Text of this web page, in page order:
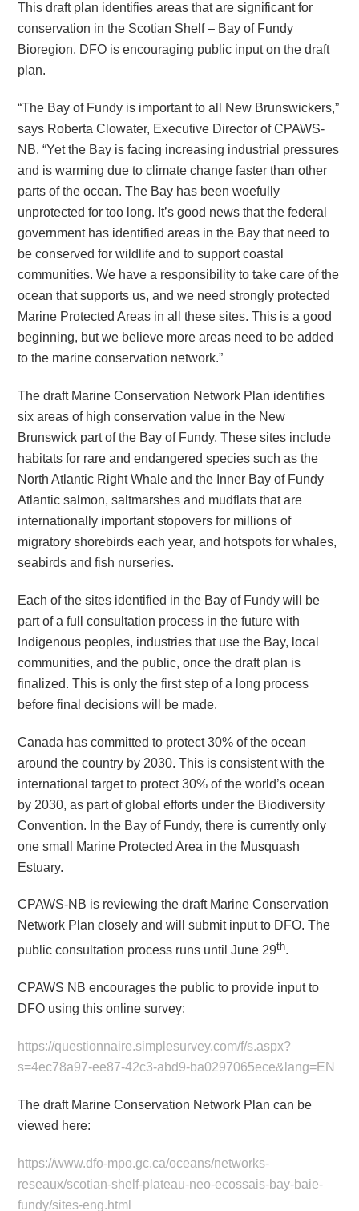
This draft plan identifies areas that are significant for
conservation in the Scotian Shelf – Bay of Fundy
Bioregion. DFO is encouraging public input on the draft
plan.
“The Bay of Fundy is important to all New Brunswickers,”
says Roberta Clowater, Executive Director of CPAWS-
NB. “Yet the Bay is facing increasing industrial pressures
and is warming due to climate change faster than other
parts of the ocean. The Bay has been woefully
unprotected for too long. It’s good news that the federal
government has identified areas in the Bay that need to
be conserved for wildlife and to support coastal
communities. We have a responsibility to take care of the
ocean that supports us, and we need strongly protected
Marine Protected Areas in all these sites. This is a good
beginning, but we believe more areas need to be added
to the marine conservation network.”
The draft Marine Conservation Network Plan identifies
six areas of high conservation value in the New
Brunswick part of the Bay of Fundy. These sites include
habitats for rare and endangered species such as the
North Atlantic Right Whale and the Inner Bay of Fundy
Atlantic salmon, saltmarshes and mudflats that are
internationally important stopovers for millions of
migratory shorebirds each year, and hotspots for whales,
seabirds and fish nurseries.
Each of the sites identified in the Bay of Fundy will be
part of a full consultation process in the future with
Indigenous peoples, industries that use the Bay, local
communities, and the public, once the draft plan is
finalized. This is only the first step of a long process
before final decisions will be made.
Canada has committed to protect 30% of the ocean
around the country by 2030. This is consistent with the
international target to protect 30% of the world’s ocean
by 2030, as part of global efforts under the Biodiversity
Convention. In the Bay of Fundy, there is currently only
one small Marine Protected Area in the Musquash
Estuary.
CPAWS-NB is reviewing the draft Marine Conservation
Network Plan closely and will submit input to DFO. The
public consultation process runs until June 29th.
CPAWS NB encourages the public to provide input to
DFO using this online survey:
https://questionnaire.simplesurvey.com/f/s.aspx?
s=4ec78a97-ee87-42c3-abd9-ba0297065ece&lang=EN
The draft Marine Conservation Network Plan can be
viewed here:
https://www.dfo-mpo.gc.ca/oceans/networks-
reseaux/scotian-shelf-plateau-neo-ecossais-bay-baie-
fundy/sites-eng.html